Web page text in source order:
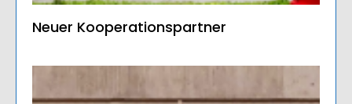
Neuer Kooperationspartner